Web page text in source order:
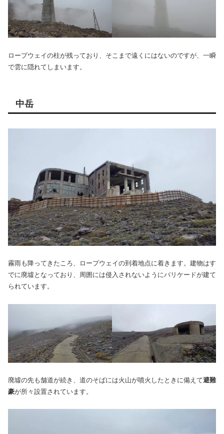
ロープウェイの柱が残っており、そこまで遠くにはないのですが、一瞬
で雲に隠れてしまいます。
中岳
霧雨も降ってきたころ、ロープウェイの到着地点に着きます。建物はす
でに廃墟となっており、周囲には侵入されないようにバリケードが建て
られています。
廃墟の先も舗道が続き、道のそばには火山が噴火したときに備えて避難
豪が所々設置されています。